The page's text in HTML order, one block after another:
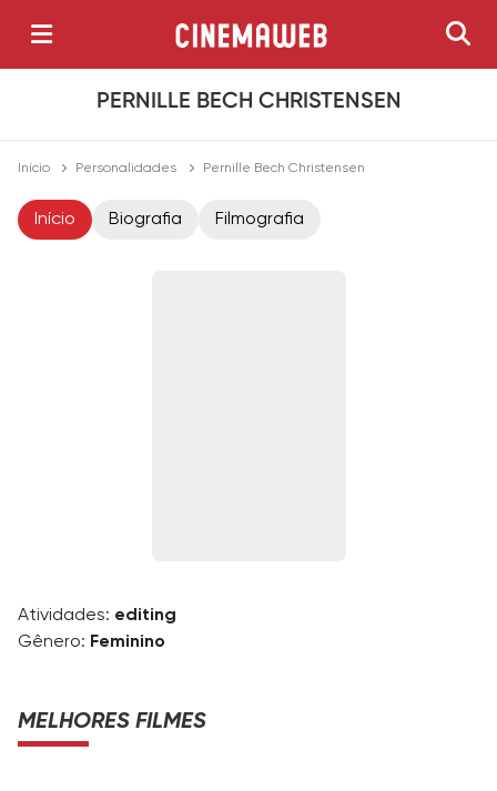
PERNILLE BECH CHRISTENSEN
Início Personalidades Pernille Bech Christensen
Início Biografia Filmografia
Atividades: editing
Gênero: Feminino
MELHORES FILMES